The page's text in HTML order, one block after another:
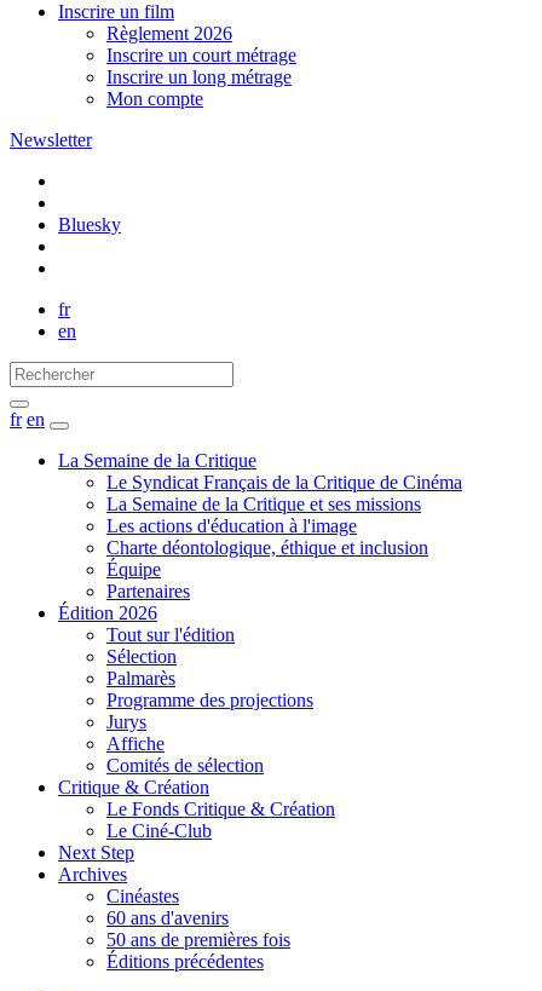
Inscrire un film
Règlement 2026
Inscrire un court métrage
Inscrire un long métrage
Mon compte
Newsletter
Bluesky
fr
en
fr en
La Semaine de la Critique
Le Syndicat Français de la Critique de Cinéma
La Semaine de la Critique et ses missions
Les actions d'éducation à l'image
Charte déontologique, éthique et inclusion
Équipe
Partenaires
Édition 2026
Tout sur l'édition
Sélection
Palmarès
Programme des projections
Jurys
Affiche
Comités de sélection
Critique & Création
Le Fonds Critique & Création
Le Ciné-Club
Next Step
Archives
Cinéastes
60 ans d'avenirs
50 ans de premières fois
Éditions précédentes